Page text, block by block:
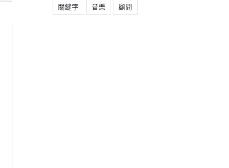
關鍵字 音樂 顧問